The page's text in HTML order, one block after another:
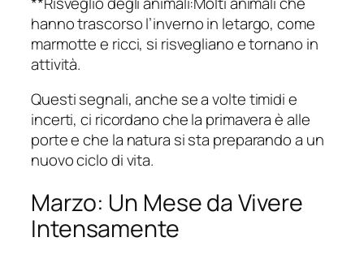
hanno trascorso l’inverno in letargo, come
marmotte e ricci, si risvegliano e tornano in
attività.
Questi segnali, anche se a volte timidi e
incerti, ci ricordano che la primavera è alle
porte e che la natura si sta preparando a un
nuovo ciclo di vita.
Marzo: Un Mese da Vivere
Intensamente